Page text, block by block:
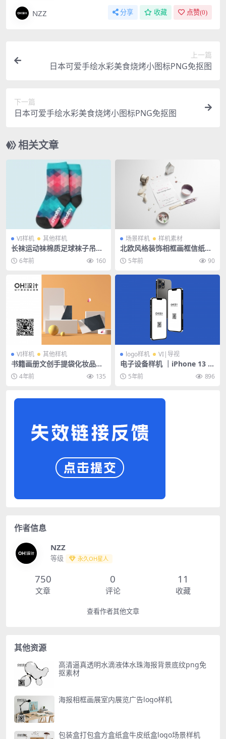
NZZ 分享 收藏 点赞(0)
上一篇
日本可爱手绘水彩美食烧烤小图标PNG免抠图
下一篇
日本可爱手绘水彩美食烧烤小图标PNG免抠图
相关文章
VI样机 其他样机
长袜运动袜棉质足球袜子吊牌
品牌提案PS效果图制作VI贴图
样机PSD
6年前 160
场景样机 样机素材
北欧风格装饰相框画框信纸VI
场景样机PSD素材
5年前 90
VI样机 其他样机
书籍画册文创手提袋化妆品包
装VI场景样机PSD素材
4年前 135
logo样机 VI|导视
电子设备样机 ｜iPhone 13 p
ro max 苹果手机样机模版
5年前 896
作者信息
NZZ
等级 永久OH星人
750
文章
0
评论
11
收藏
查看作者其他文章
其他资源
高清逼真透明水滴液体水珠海报背景底纹png免
抠素材
海报相框画展室内展览广告logo样机
包装盒打包盒方盒纸盒牛皮纸盒logo场景样机